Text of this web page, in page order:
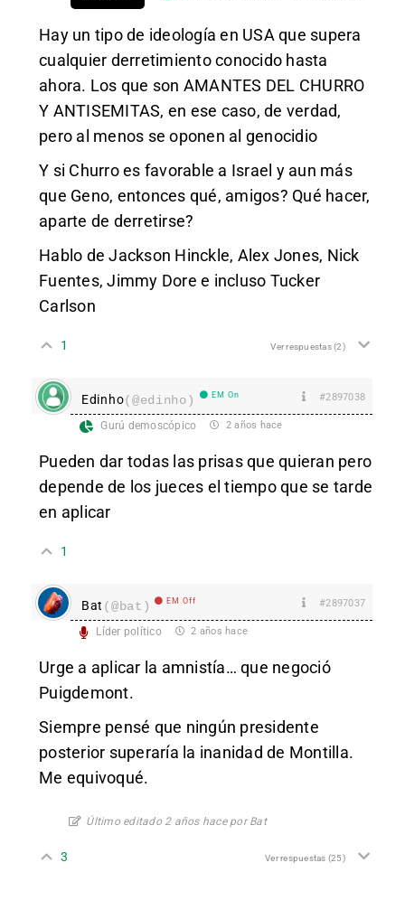
Hay un tipo de ideología en USA que supera
cualquier derretimiento conocido hasta
ahora. Los que son AMANTES DEL CHURRO
Y ANTISEMITAS, en ese caso, de verdad,
pero al menos se oponen al genocidio
Y si Churro es favorable a Israel y aun más
que Geno, entonces qué, amigos? Qué hacer,
aparte de derretirse?
Hablo de Jackson Hinckle, Alex Jones, Nick
Fuentes, Jimmy Dore e incluso Tucker
Carlson
1 Ver respuestas(2)
Edinho(@edinho) EM On #2897038
Gurú demoscópico 2 años hace
Pueden dar todas las prisas que quieran pero
depende de los jueces el tiempo que se tarde
en aplicar
1
Bat (@bat) EM Off #2897037
Líder político 2 años hace
Urge a aplicar la amnistía… que negoció
Puigdemont.
Siempre pensé que ningún presidente
posterior superaría la inanidad de Montilla.
Me equivoqué.
Último editado 2 años hace por Bat
3 Ver respuestas (25)